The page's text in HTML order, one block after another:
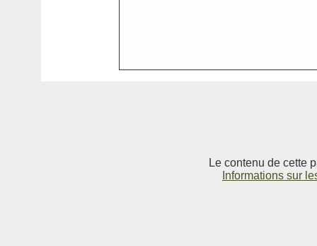
Le contenu de cette
Informations sur